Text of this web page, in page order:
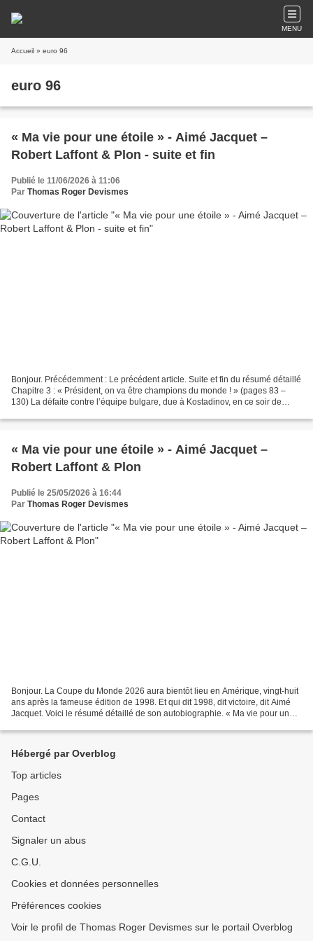
MENU
Accueil » euro 96
euro 96
« Ma vie pour une étoile » - Aimé Jacquet –
Robert Laffont & Plon - suite et fin
Publié le 11/06/2026 à 11:06
Par Thomas Roger Devismes
Bonjour. Précédemment : Le précédent article. Suite et fin du résumé détaillé
Chapitre 3 : « Président, on va être champions du monde ! » (pages 83 –
130) La défaite contre l’équipe bulgare, due à Kostadinov, en ce soir de
« Ma vie pour une étoile » - Aimé Jacquet –
Robert Laffont & Plon
Publié le 25/05/2026 à 16:44
Par Thomas Roger Devismes
Bonjour. La Coupe du Monde 2026 aura bientôt lieu en Amérique, vingt-huit
ans après la fameuse édition de 1998. Et qui dit 1998, dit victoire, dit Aimé
Jacquet. Voici le résumé détaillé de son autobiographie. « Ma vie pour une
Hébergé par Overblog
Top articles
Pages
Contact
Signaler un abus
C.G.U.
Cookies et données personnelles
Préférences cookies
Voir le profil de Thomas Roger Devismes sur le portail Overblog